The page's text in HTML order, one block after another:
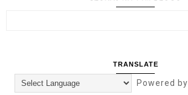
TRANSLATE
Powered by